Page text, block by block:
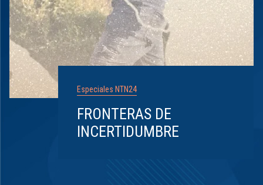
Especiales NTN24
FRONTERAS DE
INCERTIDUMBRE